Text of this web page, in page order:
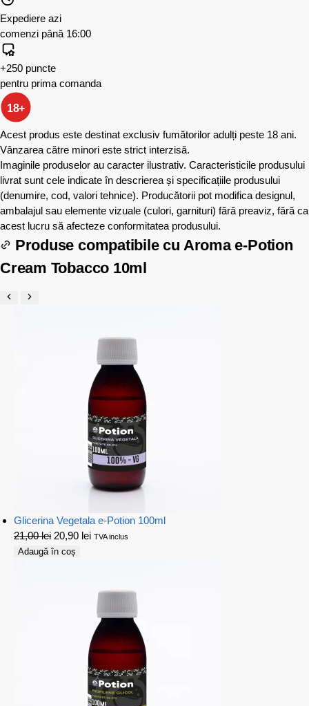
Expediere azi
comenzi până 16:00
+250 puncte
pentru prima comanda
18+
Acest produs este destinat exclusiv fumătorilor adulți peste 18 ani.
Vânzarea către minori este strict interzisă.
Imaginile produselor au caracter ilustrativ. Caracteristicile produsului
livrat sunt cele indicate în descrierea și specificațiile produsului
(denumire, cod, valori tehnice). Producătorii pot modifica designul,
ambalajul sau elemente vizuale (culori, garnituri) fără preaviz, fără ca
acest lucru să afecteze conformitatea produsului.
Produse compatibile cu Aroma e-Potion
Cream Tobacco 10ml
Glicerina Vegetala e-Potion 100ml
21,00lei 20,90 lei TVA inclus
Adaugă în coș